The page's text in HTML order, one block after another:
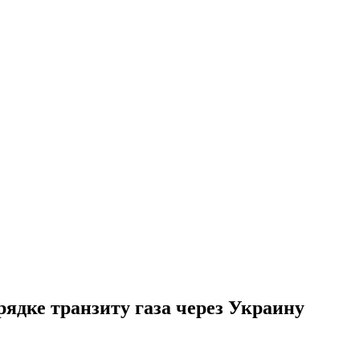
транзиту газа через Украину